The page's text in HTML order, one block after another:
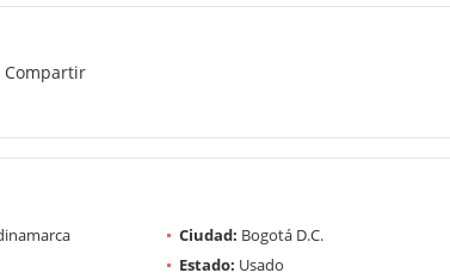
Compartir
Ciudad: Bogotá D.C.
Estado: Usado